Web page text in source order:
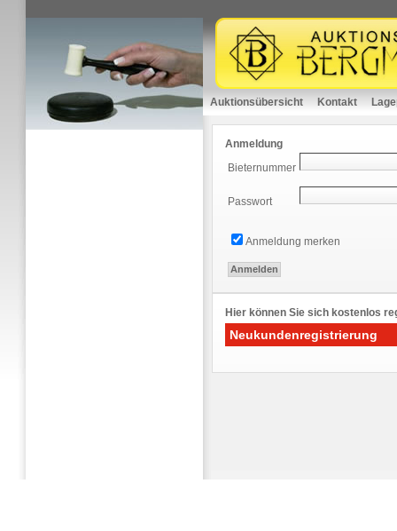
Auktionsübersicht Kontakt
Anmeldung
Bieternummer
Passwort
Anmeldung merken
Hier können Sie sich kostenlos
Neukundenregistrierung